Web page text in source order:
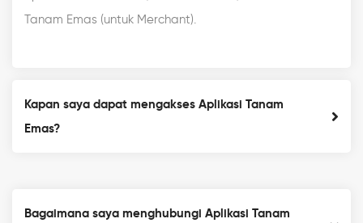
Tanam Emas (untuk Merchant).
Kapan saya dapat mengakses Aplikasi Tanam
Emas?
Bagaimana saya menghubungi Aplikasi Tanam